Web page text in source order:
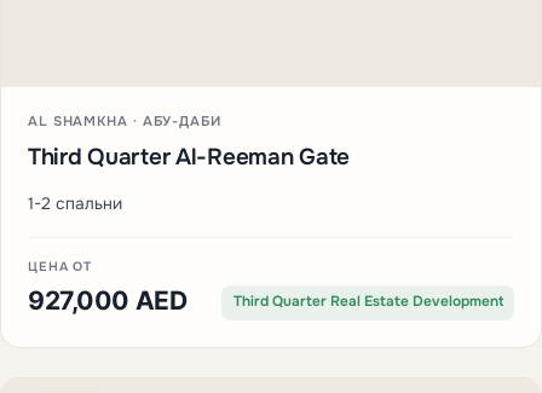
AL SHAMKHA · АБУ-ДАБИ
Third Quarter Al-Reeman Gate
1-2 спальни
ЦЕНА ОТ
927,000 AED Third Quarter Real Estate Development